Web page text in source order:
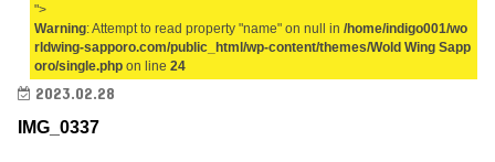
">
Warning: Attempt to read property "name" on null in/home/indigo001/wo
rldwing-sapporo.com/public_html/wp-content/themes/Wold Wing Sapp
oro/single.php on line24
2023.02.28
IMG_0337